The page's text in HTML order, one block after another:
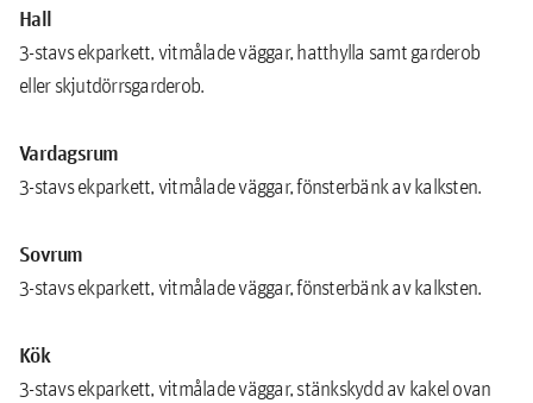
Hall
3-stavs ekparkett, vitmålade väggar, hatthylla samt garderob
eller skjutdörrsgarderob.
Vardagsrum
3-stavs ekparkett, vitmålade väggar, fönsterbänk av kalksten.
Sovrum
3-stavs ekparkett, vitmålade väggar, fönsterbänk av kalksten.
Kök
3-stavs ekparkett, vitmålade väggar, stänkskydd av kakel ovan